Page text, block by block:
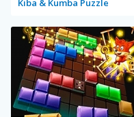
Kiba & Kumba Puzzle